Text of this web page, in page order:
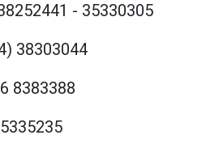
- 35330305
38303044
8383388